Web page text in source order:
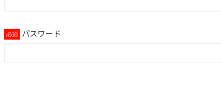
パスワード